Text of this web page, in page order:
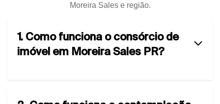
Moreira Sales e região.
1. Como funciona o consórcio de
imóvel em Moreira Sales PR?